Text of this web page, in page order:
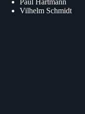
Vilhelm Schmidt